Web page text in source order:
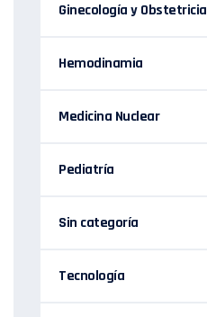
Ginecología y Obstetricia
Hemodinamia
Medicina Nuclear
Pediatría
Sin categoría
Tecnología